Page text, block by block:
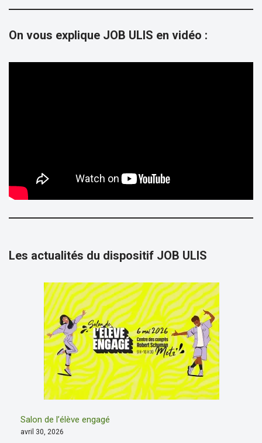
On vous explique JOB ULIS en vidéo :
Les actualités du dispositif JOB ULIS
Salon de l’élève engagé
avril 30, 2026